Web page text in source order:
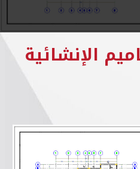
الإنشائية